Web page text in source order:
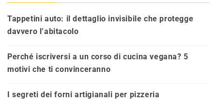
Tappetini auto: il dettaglio invisibile che protegge
davvero l’abitacolo
Perché iscriversi a un corso di cucina vegana? 5
motivi che ti convinceranno
I segreti dei forni artigianali per pizzeria